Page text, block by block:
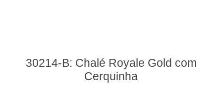
30214-B: Chalé Royale Gold com
Cerquinha